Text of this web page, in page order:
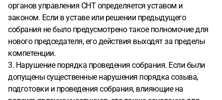
органов управления СНТ определяется уставом и
законом. Если в уставе или решении предыдущего
собрания не было предусмотрено такое полномочие для
нового председателя, его действия выходят за пределы
компетенции.
3. Нарушение порядка проведения собрания. Если были
допущены существенные нарушения порядка созыва,
подготовки и проведения собрания, влияющие на